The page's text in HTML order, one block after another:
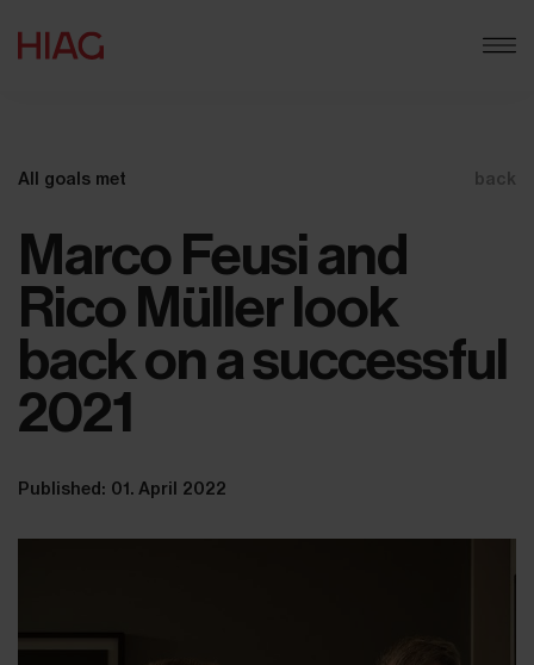
All goals met back
Marco Feusi and
Rico Müller look
back on a successful
2021
Published: 01. April 2022